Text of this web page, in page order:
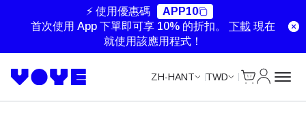
⚡ 使用優惠碼
APP10
首次使用 App 下單即可享 10% 的折扣。 下載 現在
就使用該應用程式！
ZH-HANT TWD